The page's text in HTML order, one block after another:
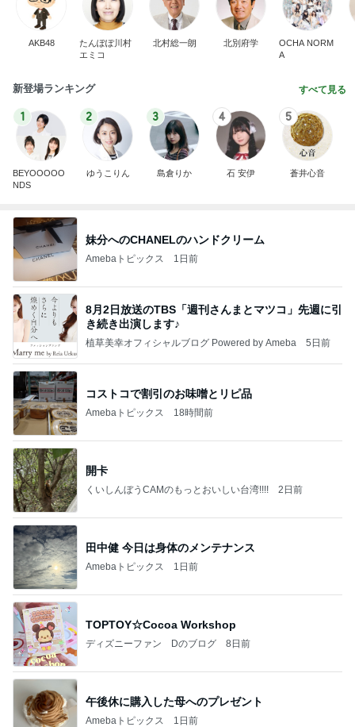
AKB48
たんぽぽ川村
エミコ
北村総一朗 北別府学
OCHA NORM
A
新登場ランキング すべて見る
1
BEYOOOOO
NDS
2
ゆうこりん
3
島倉りか
4
石 安伊
5
蒼井心音
妹分へのCHANELのハンドクリーム
Amebaトピックス 1日前
8月2日放送のTBS「週刊さんまとマツコ」先週に引
き続き出演します♪
植草美幸オフィシャルブログ Powered by Ameba 5日前
コストコで割引のお味噌とリピ品
Amebaトピックス 18時間前
開卡
くいしんぼうCAMのもっとおいしい台湾!!!! 2日前
田中健 今日は身体のメンテナンス
Amebaトピックス 1日前
TOPTOY☆Cocoa Workshop
ディズニーファン Dのブログ 8日前
午後休に購入した母へのプレゼント
Amebaトピックス 1日前